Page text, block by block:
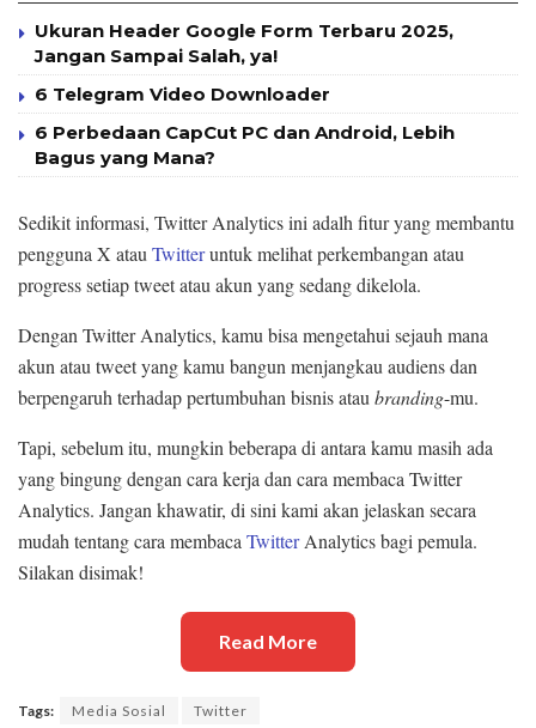
Ukuran Header Google Form Terbaru 2025,
Jangan Sampai Salah, ya!
6 Telegram Video Downloader
6 Perbedaan CapCut PC dan Android, Lebih
Bagus yang Mana?
Sedikit informasi, Twitter Analytics ini adalh fitur yang membantu
pengguna X atau Twitteruntuk melihat perkembangan atau
progress setiap tweet atau akun yang sedang dikelola.
Dengan Twitter Analytics, kamu bisa mengetahui sejauh mana
akun atau tweet yang kamu bangun menjangkau audiens dan
berpengaruh terhadap pertumbuhan bisnis atau branding-mu.
Tapi, sebelum itu, mungkin beberapa di antara kamu masih ada
yang bingung dengan cara kerja dan cara membaca Twitter
Analytics. Jangan khawatir, di sini kami akan jelaskan secara
mudah tentang cara membaca TwitterAnalytics bagi pemula.
Silakan disimak!
Read More
Tags: Media Sosial Twitter